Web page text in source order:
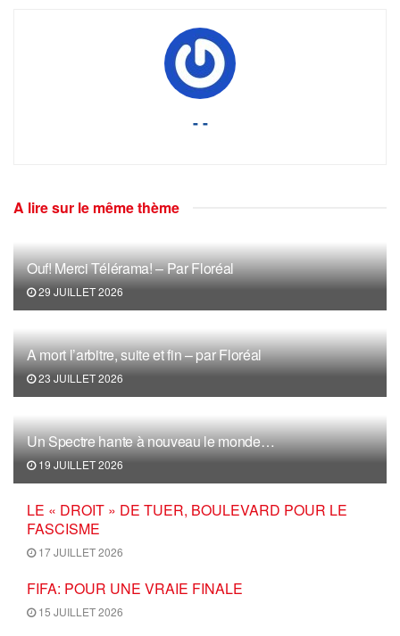
- -
A lire sur le même thème
Ouf! Merci Télérama! – Par Floréal
29 JUILLET 2026
A mort l’arbitre, suite et fin – par Floréal
23 JUILLET 2026
Un Spectre hante à nouveau le monde…
19 JUILLET 2026
LE « DROIT » DE TUER, BOULEVARD POUR LE
FASCISME
17 JUILLET 2026
FIFA: POUR UNE VRAIE FINALE
15 JUILLET 2026